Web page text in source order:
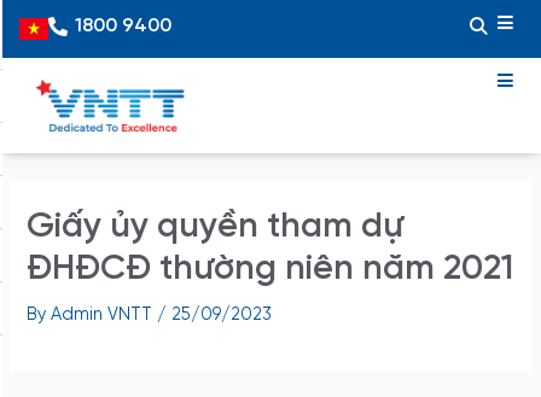
content
Vietnamese
1800 9400
Giấy ủy quyền tham dự
ĐHĐCĐ thường niên năm 2021
ByAdmin VNTT / 25/09/2023
navigation